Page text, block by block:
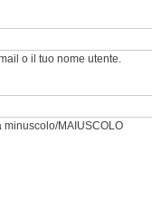
o il tuo nome utente.
minuscolo/MAIUSCOLO